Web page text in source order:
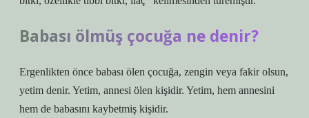
Babası ölmüş çocuğa ne denir?
Ergenlikten önce babası ölen çocuğa, zengin veya fakir olsun,
yetim denir. Yetim, annesi ölen kişidir. Yetim, hem annesini
hem de babasını kaybetmiş kişidir.